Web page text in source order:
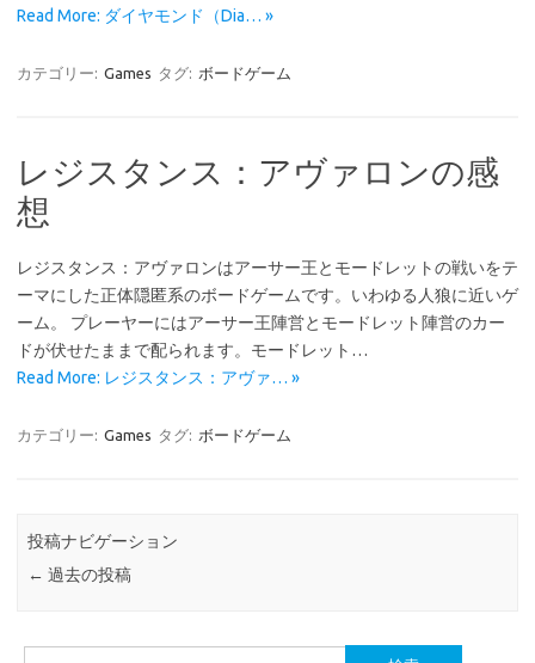
Read More: ダイヤモンド（Dia… »
カテゴリー: Games タグ: ボードゲーム
レジスタンス：アヴァロンの感
想
レジスタンス：アヴァロンはアーサー王とモードレットの戦いをテ
ーマにした正体隠匿系のボードゲームです。いわゆる人狼に近いゲ
ーム。 プレーヤーにはアーサー王陣営とモードレット陣営のカー
ドが伏せたままで配られます。モードレット…
Read More: レジスタンス：アヴァ… »
カテゴリー: Games タグ: ボードゲーム
投稿ナビゲーション
← 過去の投稿